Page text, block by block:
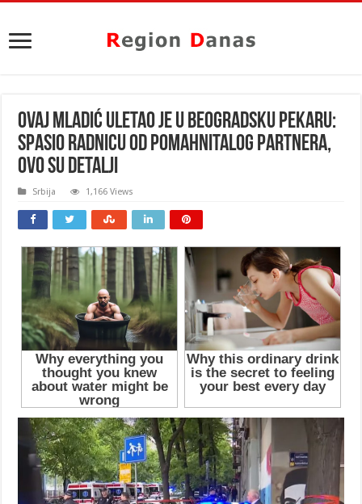
OVAJ MLADIĆ ULETAO JE U BEOGRADSKU PEKARU:
Spasio radnicu od pomahnitalog partnera,
OVO SU DETALJI
Srbija 1,166 Views